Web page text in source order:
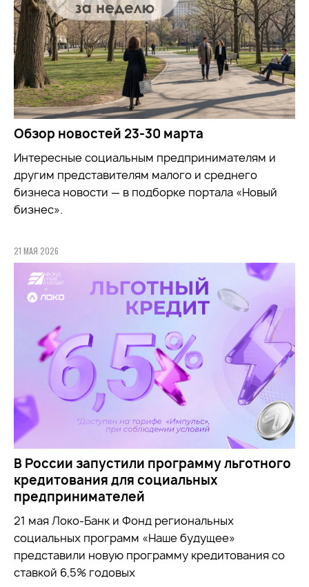
Обзор новостей 23-30 марта
Интересные социальным предпринимателям и
другим представителям малого и среднего
бизнеса новости — в подборке портала «Новый
бизнес».
21 МАЯ 2026
В России запустили программу льготного
кредитования для социальных
предпринимателей
21 мая Локо-Банк и Фонд региональных
социальных программ «Наше будущее»
представили новую программу кредитования со
ставкой 6,5% годовых